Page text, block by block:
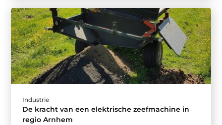
Industrie
De kracht van een elektrische zeefmachine in
regio Arnhem